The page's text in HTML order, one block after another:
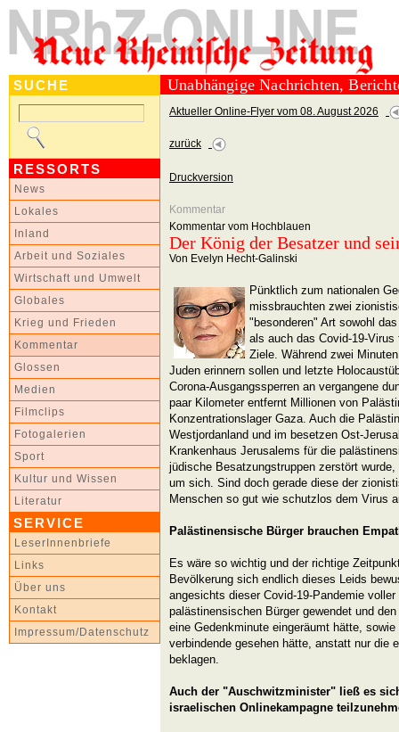
SUCHE
RESSORTS
News
Lokales
Inland
Arbeit und Soziales
Wirtschaft und Umwelt
Globales
Krieg und Frieden
Kommentar
Glossen
Medien
Filmclips
Fotogalerien
Sport
Kultur und Wissen
Literatur
SERVICE
LeserInnenbriefe
Links
Über uns
Kontakt
Impressum/Datenschutz
Unabhängige Nachrichten,
Aktueller Online-Flyer vom 08. August 2026
zurück
Druckversion
Kommentar
Kommentar vom Hochblauen
Der König der Besatzer und
Von Evelyn Hecht-Galinski
Pünktlich zum nationalen
missbrauchten zwei
"besonderen" Art sowohl
als auch das Covid-19-Virus
Ziele. Während zwei
Juden erinnern sollen und letzte
Corona-Ausgangssperren an vergangene
paar Kilometer entfernt Millionen von
Konzentrationslager Gaza. Auch die
Westjordanland und im besetzen Ost-
Krankenhaus Jerusalems für die
jüdische Besatzungstruppen zerstört
um sich. Sind doch gerade diese der
Menschen so gut wie schutzlos dem Virus
Palästinensische Bürger brauchen
Es wäre so wichtig und der richtige
Bevölkerung sich endlich dieses Leids
angesichts dieser Covid-19-Pandemie
palästinensischen Bürger gewendet und
eine Gedenkminute eingeräumt hätte,
verbindende gesehen hätte, anstatt nur die
beklagen.
Auch der "Auschwitzminister" ließ es
israelischen Onlinekampagne